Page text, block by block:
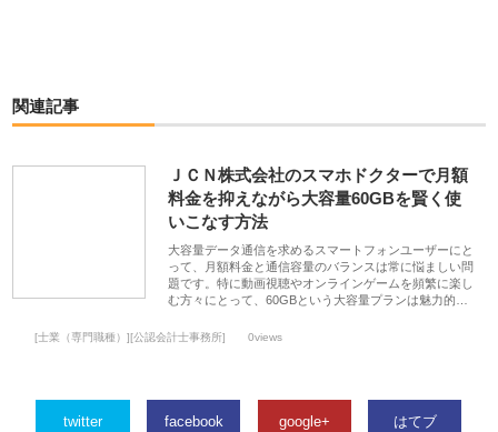
関連記事
ＪＣＮ株式会社のスマホドクターで月額
料金を抑えながら大容量60GBを賢く使
いこなす方法
大容量データ通信を求めるスマートフォンユーザーにと
って、月額料金と通信容量のバランスは常に悩ましい問
題です。特に動画視聴やオンラインゲームを頻繁に楽し
む方々にとって、60GBという大容量プランは魅力的…
[士業（専門職種）][公認会計士事務所] 0views
twitter facebook google+ はてブ